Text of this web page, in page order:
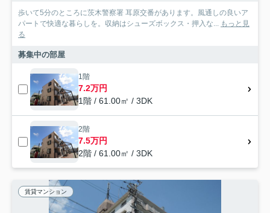
歩いて5分のところに茨木警察署 耳原交番があります。風通しの良いア
パートで快適な暮らしを。収納はシューズボックス・押入な... もっと見
る
募集中の部屋
1階
7.2万円
1階 / 61.00㎡ / 3DK
2階
7.5万円
2階 / 61.00㎡ / 3DK
賃貸マンション